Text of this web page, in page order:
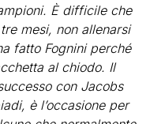
È difficile che
mesi, non allenarsi
fatto Fognini perché
al chiodo. Il
con Jacobs
è l’occasione per